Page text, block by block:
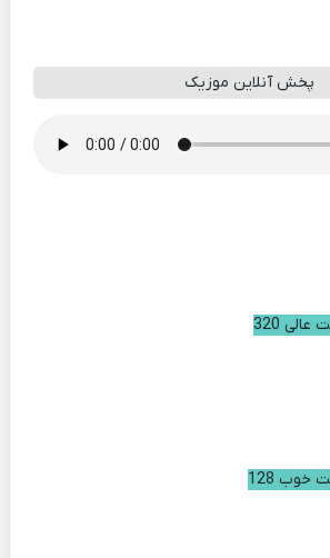
پخش آنلاین موزیک
320
خوب 128